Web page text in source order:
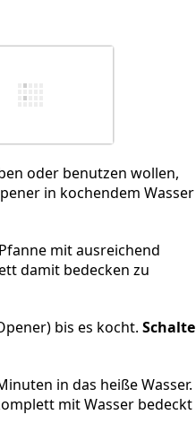
oder benutzen wollen,
in kochendem Wasser
mit ausreichend
damit bedecken zu
bis es kocht. Schalte
in das heiße Wasser.
mit Wasser bedeckt